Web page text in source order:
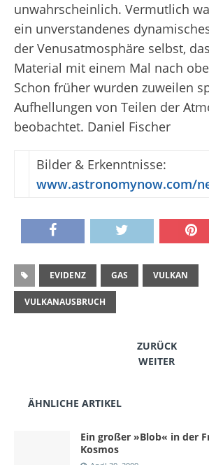
unwahrscheinlich. Vermutlich
ein unverstandenes
der Venusatmosphäre selbst,
Material mit einem Mal nach
Schon früher wurden zuweilen
Aufhellungen von Teilen der
beobachtet. Daniel Fischer
Bilder & Erkenntnisse:
www.astronomynow.com/
EVIDENZ GAS VULKAN
VULKANAUSBRUCH
ZURÜCK
WEITER
ÄHNLICHE ARTIKEL
Ein großer »Blob« in der
Kosmos